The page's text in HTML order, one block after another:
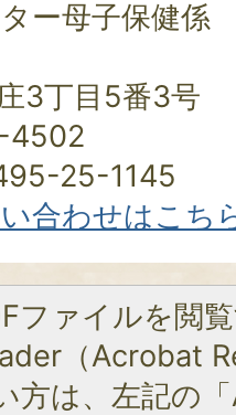
ー母子保健係
3丁目5番3号
4502
25-1145
合わせはこち
ファイルを閲
（Acrobat
方は、左記の